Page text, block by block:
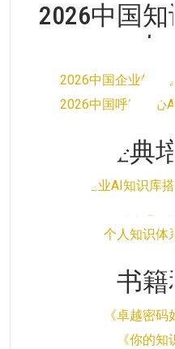
2026中国
2026中国企业知识
2026中国呼叫中心
经典
企业AI知识库
个人知识体
书籍
《卓越密码
《你的知